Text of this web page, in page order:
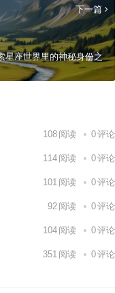
下一篇
星座世界里的神秘身份之
108 阅读 0评论
114 阅读 0评论
101 阅读 0评论
92 阅读 0评论
104 阅读 0评论
351 阅读 0评论